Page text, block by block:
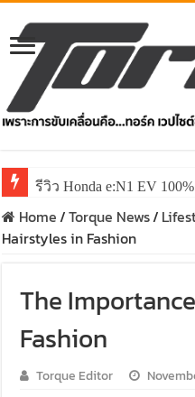
รีวิว Honda e:N1 EV
Home/Torque News/
Hairstyles in Fashion
The
Fashion
Torque Editor